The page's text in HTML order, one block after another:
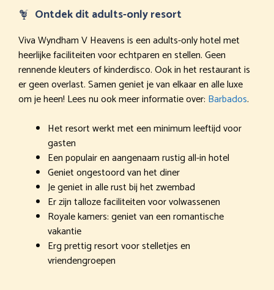
Ontdek dit adults-only resort
Viva Wyndham V Heavens is een adults-only hotel met
heerlijke faciliteiten voor echtparen en stellen. Geen
rennende kleuters of kinderdisco. Ook in het restaurant is
er geen overlast. Samen geniet je van elkaar en alle luxe
om je heen! Lees nu ook meer informatie over: Barbados.
Het resort werkt met een minimum leeftijd voor
gasten
Een populair en aangenaam rustig all-in hotel
Geniet ongestoord van het diner
Je geniet in alle rust bij het zwembad
Er zijn talloze faciliteiten voor volwassenen
Royale kamers: geniet van een romantische
vakantie
Erg prettig resort voor stelletjes en
vriendengroepen